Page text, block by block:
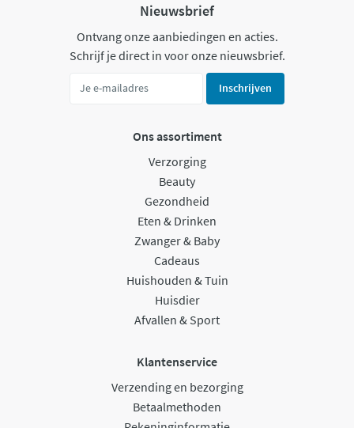
Nieuwsbrief
Ontvang onze aanbiedingen en acties.
Schrijf je direct in voor onze nieuwsbrief.
Inschrijven
Ons assortiment
Verzorging
Beauty
Gezondheid
Eten & Drinken
Zwanger & Baby
Cadeaus
Huishouden & Tuin
Huisdier
Afvallen & Sport
Klantenservice
Verzending en bezorging
Betaalmethoden